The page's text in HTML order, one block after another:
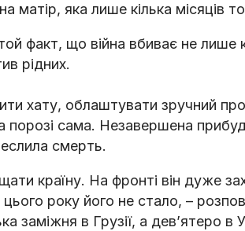
матір, яка лише кілька місяців
факт, що війна вбиває не
рідних.
хату, облаштувати зручний
порозі сама. Незавершена
смерть.
країну. На фронті він дуже
року його не стало, –
заміжня в Грузії, а дев’ятеро в